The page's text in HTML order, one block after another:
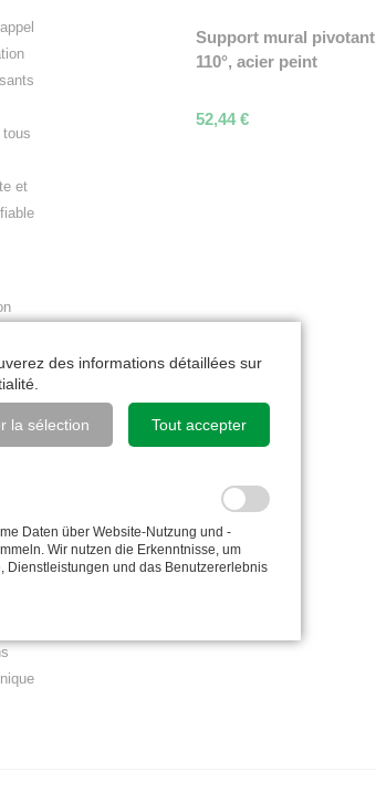
et
Support mural pivotant
110°, acier peint
52,44€
des informations détaillées sur
la sélection Tout accepter
Daten über Website-Nutzung und -
Wir nutzen die Erkenntnisse, um
Dienstleistungen und das Benutzererlebnis